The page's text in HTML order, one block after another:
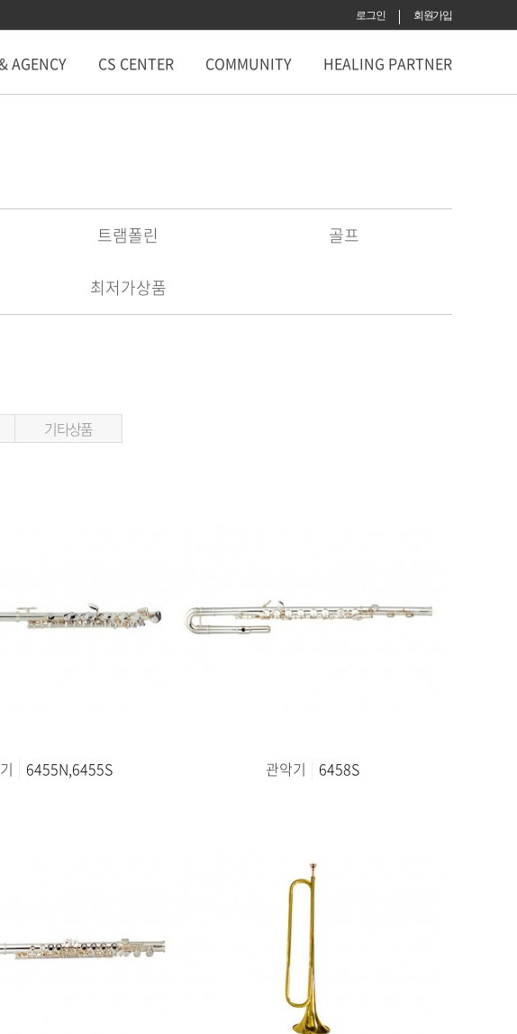
로그인 회원가입
AGENCY CS CENTER COMMUNITY HEALING PARTNER
트램폴린 골프
최저가상품
기타상품
6455N,6455S 관악기 6458S